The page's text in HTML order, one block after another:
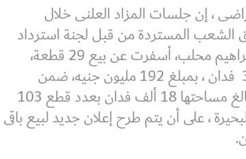
، إن جلسات المزاد العلنى خلال
الشعب المستردة من قبل لجنة استرداد
اراضى الدولة برئاسة المهندس إبراهيم محلب، أسفرت عن بيع 29 قطعة،
بمساحة إجمالية تقدر بنحو 3779 فدان ، بمبلغ 192 مليون جنيه، ضمن
المساحة التى طرحتها اللجنة والبالغ مساحتها 18 ألف فدان بعدد قطع 103
، على أن يتم طرح إعلان جديد لبيع باقى